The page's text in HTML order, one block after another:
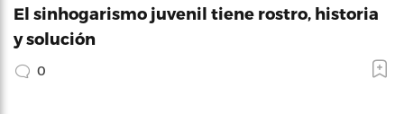
El sinhogarismo juvenil tiene rostro, historia
y solución
0